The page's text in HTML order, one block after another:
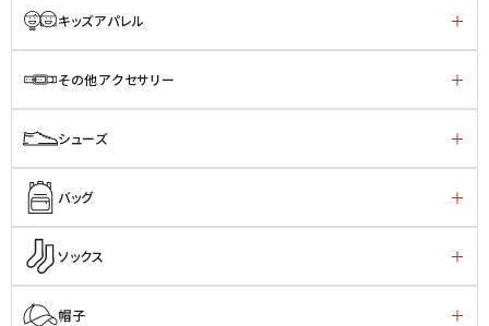
キッズアパレル
その他アクセサリー
シューズ
バッグ
ソックス
帽子